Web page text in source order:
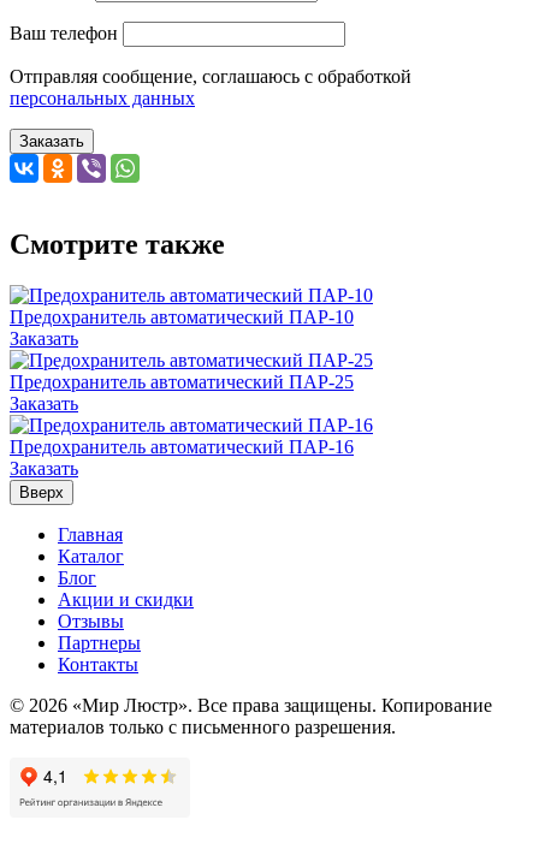
Ваш телефон
Отправляя сообщение, соглашаюсь с обработкой
персональных данных
Заказать
Смотрите также
Предохранитель автоматический ПАР-10
Заказать
Предохранитель автоматический ПАР-25
Заказать
Предохранитель автоматический ПАР-16
Заказать
Вверх
Главная
Каталог
Блог
Акции и скидки
Отзывы
Партнеры
Контакты
© 2026 «Мир Люстр». Все права защищены. Копирование
материалов только с письменного разрешения.